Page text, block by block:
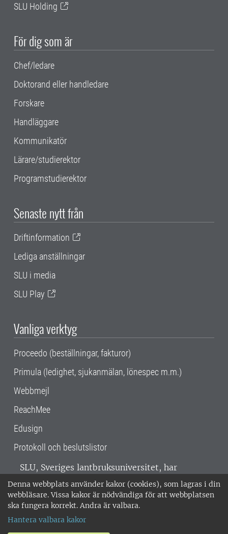
Denna webbplats använder kakor (cookies), som lagras i din
webbläsare. Vissa kakor är nödvändiga för att webbplatsen
ska fungera korrekt. Andra är valbara.
Hantera valbara kakor
SLU Holding
För dig som är
Chef/ledare
Doktorand eller handledare
Forskare
Handläggare
Kommunikatör
Lärare/studierektor
Programstudierektor
Senaste nytt från
Driftinformation
Lediga anställningar
SLU i media
SLU Play
Vanliga verktyg
Proceedo (beställningar, fakturor)
Primula (ledighet, sjukanmälan, lönespec m.m.)
Webbmejl
ReachMee
Edusign
Protokoll och beslutslistor
SLU, Sveriges lantbruksuniversitet, har
verksamhet över hela Sverige. Huvudorter är
Alnarp, Uppsala och Umeå.SLU är
miljöcertifierat enligt ISO 14001. •
018-67 10 00 • Org nr: 202100-2817 •